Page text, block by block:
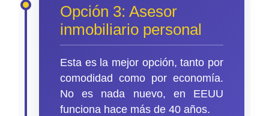
Opción 3: Asesor
inmobiliario personal
Esta es la mejor opción, tanto por
comodidad como por economía.
No es nada nuevo, en EEUU
funciona hace más de 40 años.